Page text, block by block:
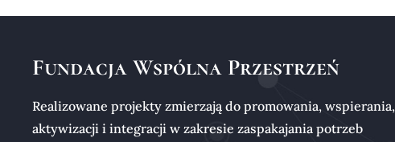
Fundacja Wspólna Przestrzeń
Realizowane projekty zmierzają do promowania, wspierania,
aktywizacji i integracji w zakresie zaspakajania potrzeb